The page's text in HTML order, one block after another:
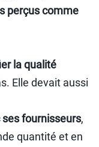
perçus comme
la qualité
Elle devait aussi
fournisseurs,
quantité et en